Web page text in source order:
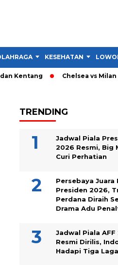
KESEHATAN
Kentang Chelsea vs Milan 3-
TRENDING
Jadwal Piala
2026 Resmi, Big
Curi Perhatian
Persebaya Juara
Presiden 2026,
Perdana Diraih
Drama Adu
Jadwal Piala AFF
Resmi Dirilis,
Hadapi Tiga